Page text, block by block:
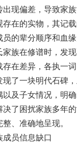
现偏差，导致家族
在的实物，其记
的辈分顺序和血缘
在修谱时，发现
存在差异，各执一
现了一块明代石碑
及子女情况，明
决了困扰家族多年
、准确地呈现。
员信息缺口